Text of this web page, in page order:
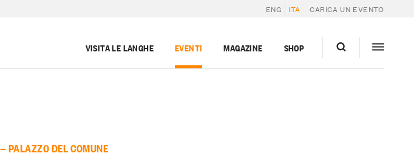
ENG ITA CARICA UN EVENTO
VISITA LE LANGHE EVENTI MAGAZINE SHOP
PALAZZO DEL COMUNE